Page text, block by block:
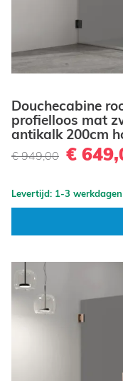
Douchecabine
profielloos mat
antikalk 200cm
€ 949,00 €
Levertijd: 1-3 werkdagen